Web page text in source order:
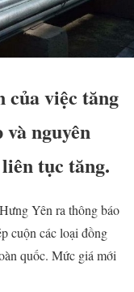
của việc tăng
nguyên
tục tăng.
Yên ra thông báo
cuộn các loại đồng
quốc. Mức giá mới